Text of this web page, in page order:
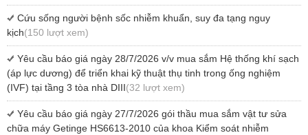
Cứu sống người bệnh sốc nhiễm khuẩn, suy đa tạng nguy
kịch(150 lượt xem)
Yêu cầu báo giá ngày 28/7/2026 v/v mua sắm Hệ thống khí sạch
(áp lực dương) để triển khai kỹ thuật thụ tinh trong ống nghiệm
(IVF) tại tầng 3 tòa nhà DIII(32 lượt xem)
Yêu cầu báo giá ngày 27/7/2026 gói thầu mua sắm vật tư sửa
chữa máy Getinge HS6613-2010 của khoa Kiểm soát nhiễm